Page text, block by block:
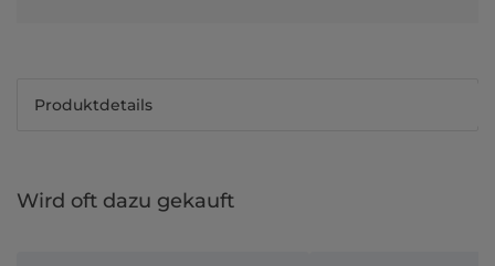
Produktdetails
Wird oft dazu gekauft